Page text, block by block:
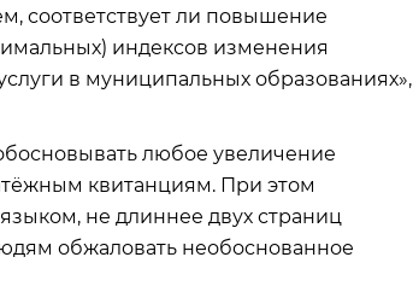
соответствует ли повышение
индексов изменения
в муниципальных образованиях»,
любое увеличение
квитанциям. При этом
не длиннее двух страниц
обжаловать необоснованное